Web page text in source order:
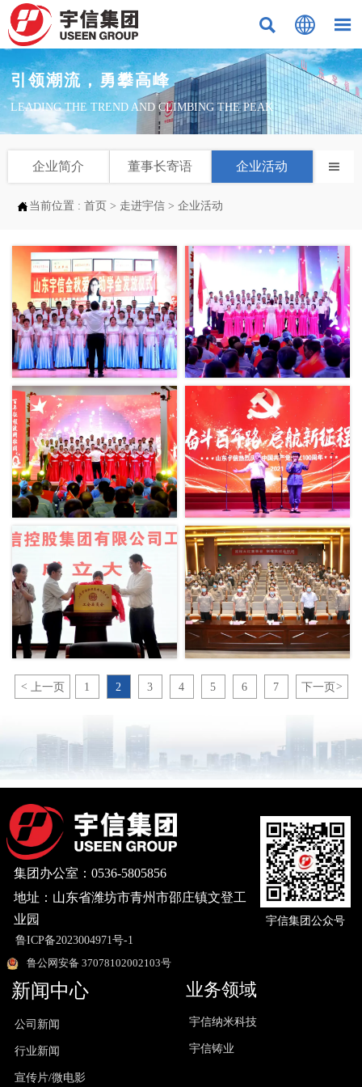
  
引领潮流，勇攀高峰
LEADING THE TREND AND CLIMBING THE PEAK
企业简介 董事长寄语 企业活动 
 当前位置 : 首页 > 走进宇信 > 企业活动
< 上一页 1 2 3 4 5 6 7 下一页>
集团办公室：0536-5805856
地址：山东省潍坊市青州市邵庄镇文登工
业园
鲁ICP备2023004971号-1
鲁公网安备 37078102002103号
宇信集团公众号
新闻中心
公司新闻
行业新闻
宣传片/微电影
业务领域
宇信纳米科技
宇信铸业